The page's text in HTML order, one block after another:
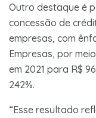
Outro destaque é
concessão de
empresas, com
Empresas, por
em 2021 para R$
242%.
“Esse resultado